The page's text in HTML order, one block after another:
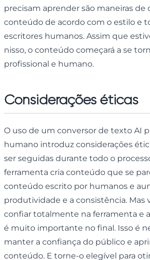
precisam aprender são maneiras de
conteúdo de acordo com o estilo e
escritores humanos. Assim que
nisso, o conteúdo começará a se
profissional e humano.
Considerações éticas
O uso de um conversor de texto AI
humano introduz considerações
ser seguidas durante todo o
ferramenta cria conteúdo que se
conteúdo escrito por humanos e
produtividade e a consistência. Mas
confiar totalmente na ferramenta e
é muito importante no final. Isso é
manter a confiança do público e
conteúdo. E torne-o elegível para